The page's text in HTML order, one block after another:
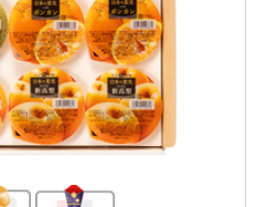
ジカード無料
12個入り のし対応